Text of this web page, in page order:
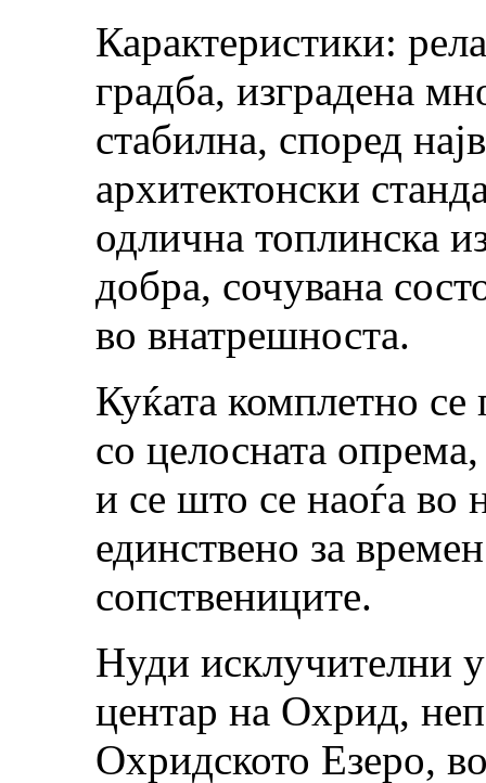
Карактеристики:
градба, изградена
стабилна, според
архитектонски
одлична топлинска
добра, сочувана
во внатрешноста.
Куќата комплетно се
со целосната
и се што се наоѓа во
единствено за
сопствениците.
Нуди исклучителни
центар на Охрид,
Охридското Езеро,